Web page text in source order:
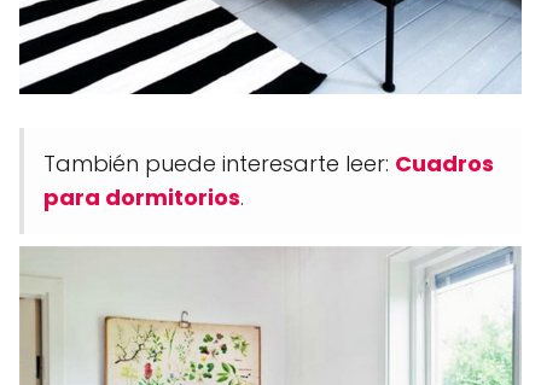
También puede interesarte leer: Cuadros
para dormitorios.